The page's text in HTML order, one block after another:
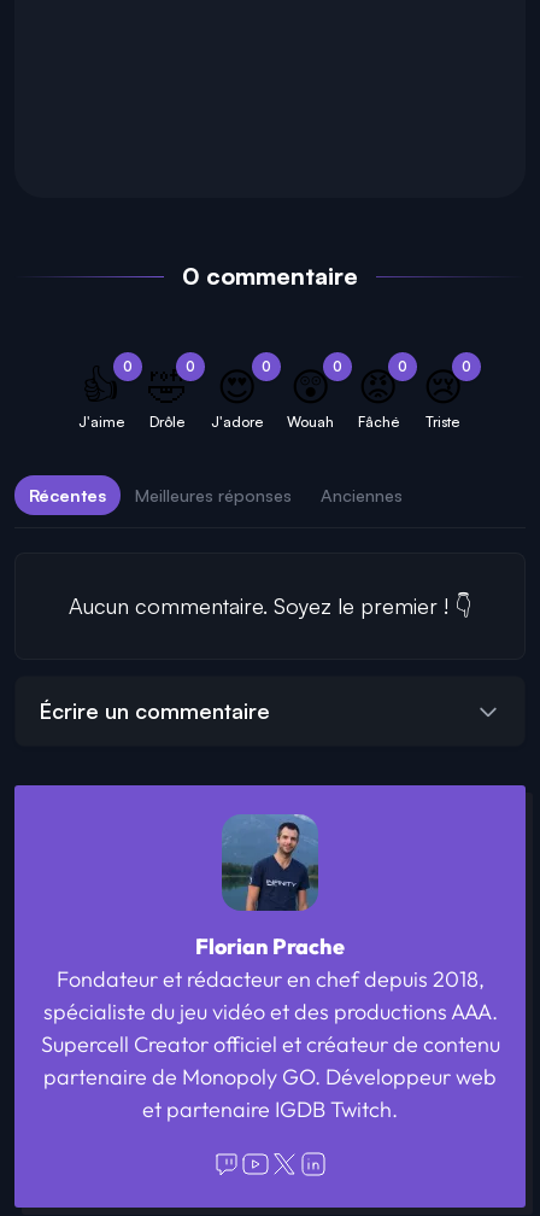
0 commentaire
0
👍
J'aime
0
🤣
Drôle
0
😍
J'adore
0
😲
Wouah
0
😡
Fâché
0
😢
Triste
Récentes Meilleures réponses Anciennes
Aucun commentaire. Soyez le premier ! 👇
Écrire un commentaire
Florian Prache
Fondateur et rédacteur en chef depuis 2018,
spécialiste du jeu vidéo et des productions AAA.
Supercell Creator officiel et créateur de contenu
partenaire de Monopoly GO. Développeur web
et partenaire IGDB Twitch.